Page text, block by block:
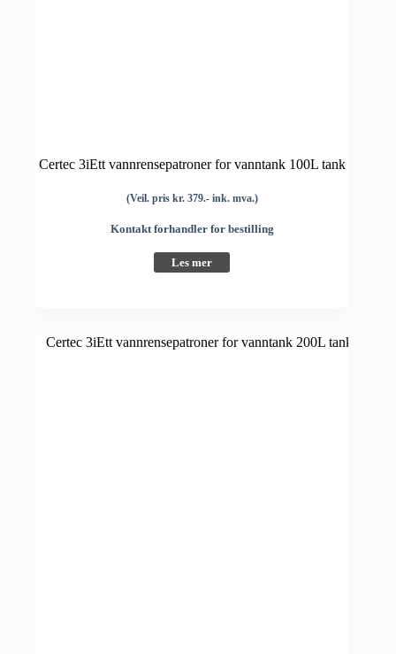
Certec 3iEtt vannrensepatroner for vanntank 100L tank
(Veil. pris kr. 379.- ink. mva.)
Kontakt forhandler for bestilling
Les mer